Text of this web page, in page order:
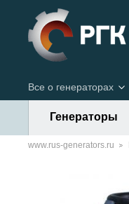
Все о генераторах
Генераторы
www.rus-generators.ru